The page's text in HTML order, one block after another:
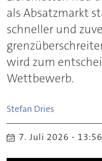
als Absatzmarkt
schneller und
wird zum
Wettbewerb.
Stefan Dries
7. Juli 2026 - 13:56